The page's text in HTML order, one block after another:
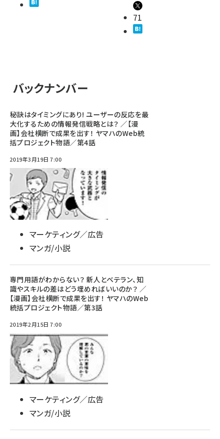
71
バックナンバー
秘訣はタイミングにあり! ユーザーの反応を最
大化するための情報発信戦略とは？ ／【漫
画】会社横断で成果を出す！ ヤマハのWeb統
括プロジェクト物語／第4話
2019年3月19日 7:00
マーケティング／広告
マンガ/小説
専門用語がわからない？ 新人とベテラン、知
識やスキルの差はどう埋めればいいのか？ ／
【漫画】会社横断で成果を出す！ ヤマハのWeb
統括プロジェクト物語／第3話
2019年2月15日 7:00
マーケティング／広告
マンガ/小説